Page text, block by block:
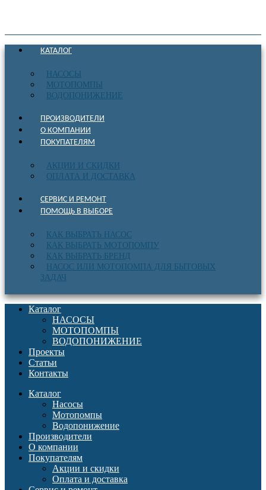
КАТАЛОГ
НАСОСЫ
МОТОПОМПЫ
ВОДОПОНИЖЕНИЕ
ПРОИЗВОДИТЕЛИ
О КОМПАНИИ
ПОКУПАТЕЛЯМ
АКЦИИ И СКИДКИ
ОПЛАТА И ДОСТАВКА
СЕРВИС И РЕМОНТ
ПОМОЩЬ В ВЫБОРЕ
КАК ВЫБРАТЬ НАСОС
КАК ВЫБРАТЬ МОТОПОМПУ
КАК ВЫБРАТЬ БРЕНД
НАСОС ИЛИ МОТОПОМПА ДЛЯ БЫТОВЫХ
ЗАДАЧ
Каталог
НАСОСЫ
МОТОПОМПЫ
ВОДОПОНИЖЕНИЕ
Проекты
Статьи
Контакты
Каталог
Насосы
Мотопомпы
Водопонижение
Производители
О компании
Покупателям
Акции и скидки
Оплата и доставка